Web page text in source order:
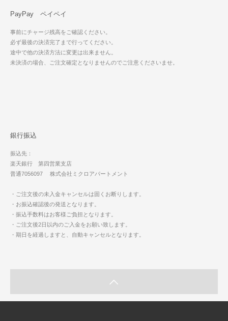
PayPay ペイペイ
事前にチャージ残高をご確認ください。
必ず最後の決済完了まで行ってください。
途中で他の決済方法に変更は出来ません。
未決済の場合、ご注文確定となりませんのでご注意くださいませ。
銀行振込
振込先：
楽天銀行 第四営業支店
普通7056097 株式会社ミクロアパートメント
・ご注文後の未入金キャンセルは固くお断りします。
・お振込確認後の発送となります。
・振込手数料はお客様ご負担となります。
・ご注文後2日以内のご入金をお願い致します。
・期日を経過しますと、自動キャンセルとなります。